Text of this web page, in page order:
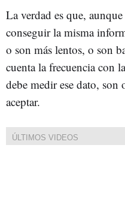
La verdad es que,
conseguir la misma
o son más lentos, o son
cuenta la frecuencia con
debe medir ese dato, son
aceptar.